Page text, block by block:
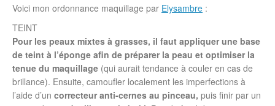
Voici mon ordonnance maquillage par Elysambre :
TEINT
Pour les peaux mixtes à grasses, il faut appliquer une base
de teint à l’éponge afin de préparer la peau et optimiser la
tenue du maquillage (qui aurait tendance à couler en cas de
brillance). Ensuite, camoufler localement les imperfections à
l’aide d’un correcteur anti-cernes au pinceau, puis finir par un